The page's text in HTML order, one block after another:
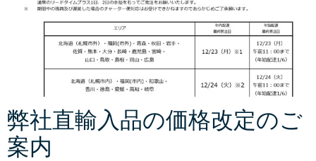
弊社直輸入品の価格改定のご
案内